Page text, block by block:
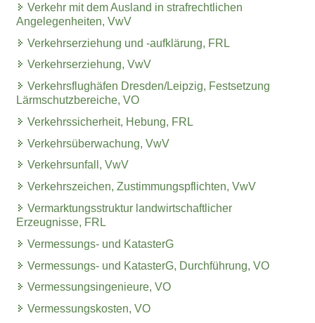
Verkehr mit dem Ausland in strafrechtlichen
Angelegenheiten, VwV
Verkehrserziehung und -aufklärung, FRL
Verkehrserziehung, VwV
Verkehrsflughäfen Dresden/Leipzig, Festsetzung
Lärmschutzbereiche, VO
Verkehrssicherheit, Hebung, FRL
Verkehrsüberwachung, VwV
Verkehrsunfall, VwV
Verkehrszeichen, Zustimmungspflichten, VwV
Vermarktungsstruktur landwirtschaftlicher
Erzeugnisse, FRL
Vermessungs- und KatasterG
Vermessungs- und KatasterG, Durchführung, VO
Vermessungsingenieure, VO
Vermessungskosten, VO